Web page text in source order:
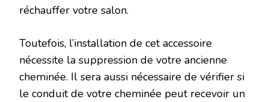
réchauffer votre salon.
Toutefois, l’installation de cet accessoire
nécessite la suppression de votre ancienne
cheminée. Il sera aussi nécessaire de vérifier si
le conduit de votre cheminée peut recevoir un